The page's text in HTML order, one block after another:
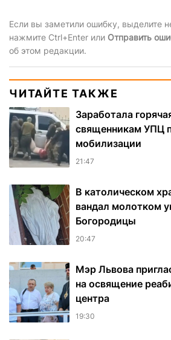
Если вы заметили ошибку, выделите
нажмите Ctrl+Enter или Отправить
об этом редакции.
ЧИТАЙТЕ ТАКЖЕ
Заработала
священникам УПЦ
мобилизации
21:47
В католическом
вандал молотком
Богородицы
20:47
Мэр Львова
на освящение
центра
19:30